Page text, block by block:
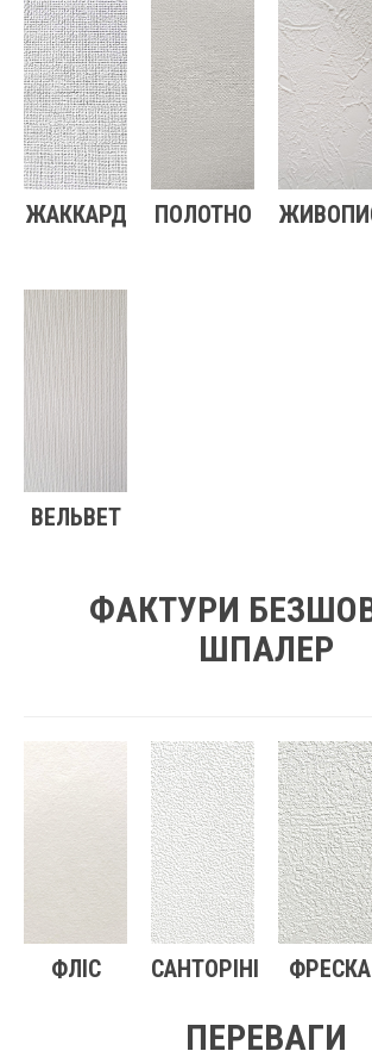
ЖАККАРД ПОЛОТНО
ВЕЛЬВЕТ
ФАКТУРИ
ШПАЛЕР
ФЛІС САНТОРІНІ ФРЕСКА
ПЕРЕВАГИ